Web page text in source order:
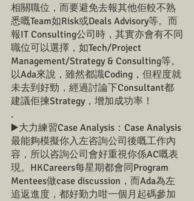
相關職位，而要避免去報其他佢較不熟
悉嘅Team如Risk或Deals Advisory等。而
報IT Consulting公司時，其實亦會有不同
職位可以選擇，如Tech/Project
Management/Strategy & Consulting等。
以Ada來說，雖然都識Coding，但程度就
未去到好勁，經過討論下Consultant都
建議佢揀Strategy，增加成功率！
.
▶️大力練習Case Analysis：Case Analysis
最能夠模擬你入左咨詢公司後嘅工作內
容，所以咨詢公司會好重視你係AC嘅表
現。HKCareers每星期都會同Program
Mentees做case discussion，而Ada為左
追返進度，都好勤力咁一個月起碼參加